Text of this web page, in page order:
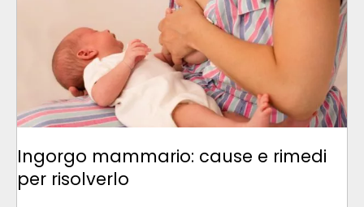
Ingorgo mammario: cause e rimedi
per risolverlo
RISOLVERLO